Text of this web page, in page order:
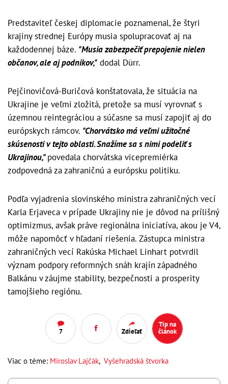
Predstaviteľ českej diplomacie poznamenal, že štyri
krajiny strednej Európy musia spolupracovať aj na
každodennej báze. "Musia zabezpečiť prepojenie nielen
občanov, ale aj podnikov," dodal Dürr.
Pejčinovičová-Buričová konštatovala, že situácia na
Ukrajine je veľmi zložitá, pretože sa musí vyrovnať s
územnou reintegráciou a súčasne sa musí zapojiť aj do
európskych rámcov. "Chorvátsko má veľmi užitočné
skúsenosti v tejto oblasti. Snažíme sa s nimi podeliť s
Ukrajinou,"povedala chorvátska vicepremiérka
zodpovedná za zahraničnú a európsku politiku.
Podľa vyjadrenia slovinského ministra zahraničných vecí
Karla Erjaveca v prípade Ukrajiny nie je dôvod na prílišný
optimizmus, avšak práve regionálna iniciatíva, akou je V4,
môže napomôcť v hľadaní riešenia. Zástupca ministra
zahraničných vecí Rakúska Michael Linhart potvrdil
význam podpory reformných snáh krajín západného
Balkánu v záujme stability, bezpečnosti a prosperity
tamojšieho regiónu.
7 Zdieľať
Tip na
článok
Viac o téme: Miroslav Lajčák, Vyšehradská štvorka